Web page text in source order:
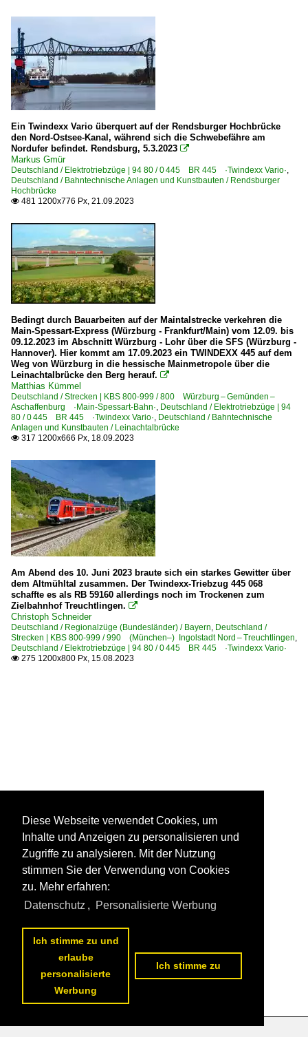
Ein Twindexx Vario überquert auf der Rendsburger Hochbrücke
den Nord-Ostsee-Kanal, während sich die Schwebefähre am
Nordufer befindet. Rendsburg, 5.3.2023 
Markus Gmür
Deutschland / Elektrotriebzüge | 94 80 / 0 445 BR 445 ·Twindexx Vario·,
Deutschland / Bahntechnische Anlagen und Kunstbauten / Rendsburger
Hochbrücke
 481 1200x776 Px, 21.09.2023
Bedingt durch Bauarbeiten auf der Maintalstrecke verkehren die
Main-Spessart-Express (Würzburg - Frankfurt/Main) vom 12.09. bis
09.12.2023 im Abschnitt Würzburg - Lohr über die SFS (Würzburg -
Hannover). Hier kommt am 17.09.2023 ein TWINDEXX 445 auf dem
Weg von Würzburg in die hessische Mainmetropole über die
Leinachtalbrücke den Berg herauf. 
Matthias Kümmel
Deutschland / Strecken | KBS 800-999 / 800 Würzburg – Gemünden –
Aschaffenburg ·Main-Spessart-Bahn·, Deutschland / Elektrotriebzüge | 94
80 / 0 445 BR 445 ·Twindexx Vario·, Deutschland / Bahntechnische
Anlagen und Kunstbauten / Leinachtalbrücke
 317 1200x666 Px, 18.09.2023
Am Abend des 10. Juni 2023 braute sich ein starkes Gewitter über
dem Altmühltal zusammen. Der Twindexx-Triebzug 445 068
schaffte es als RB 59160 allerdings noch im Trockenen zum
Zielbahnhof Treuchtlingen. 
Christoph Schneider
Deutschland / Regionalzüge (Bundesländer) / Bayern, Deutschland /
Strecken | KBS 800-999 / 990 (München–) Ingolstadt Nord – Treuchtlingen,
Deutschland / Elektrotriebzüge | 94 80 / 0 445 BR 445 ·Twindexx Vario·
 275 1200x800 Px, 15.08.2023
Diese Webseite verwendet Cookies, um
Inhalte und Anzeigen zu personalisieren und
Zugriffe zu analysieren. Mit der Nutzung
stimmen Sie der Verwendung von Cookies
zu. Mehr erfahren:
Datenschutz , Personalisierte Werbung
Ich stimme zu und
erlaube
personalisierte
Werbung
Ich stimme zu